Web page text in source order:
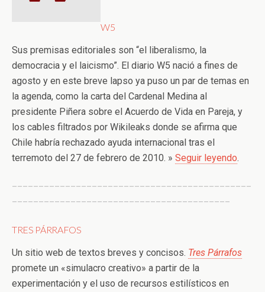
W5
Sus premisas editoriales son “el liberalismo, la
democracia y el laicismo”. El diario W5 nació a fines de
agosto y en este breve lapso ya puso un par de temas en
la agenda, como la carta del Cardenal Medina al
presidente Piñera sobre el Acuerdo de Vida en Pareja, y
los cables filtrados por Wikileaks donde se afirma que
Chile habría rechazado ayuda internacional tras el
terremoto del 27 de febrero de 2010. » Seguir leyendo.
TRES PÁRRAFOS
Un sitio web de textos breves y concisos. Tres Párrafos
promete un «simulacro creativo» a partir de la
experimentación y el uso de recursos estilísticos en